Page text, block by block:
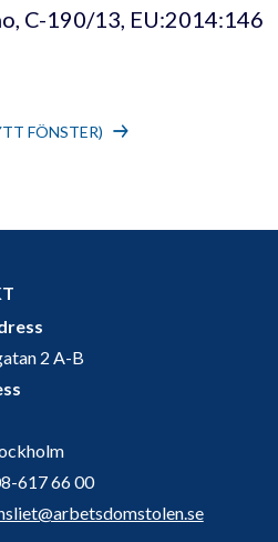
C-190/13, EU:2014:146
FÖNSTER)
2 A-B
617 66 00